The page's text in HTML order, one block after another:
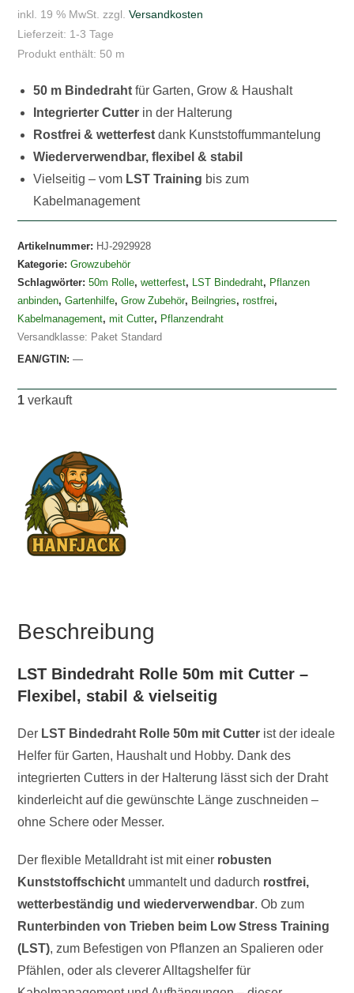
inkl. 19 % MwSt. zzgl.Versandkosten
Lieferzeit: 1-3 Tage
Produkt enthält: 50 m
50 m Bindedraht für Garten, Grow & Haushalt
Integrierter Cutter in der Halterung
Rostfrei & wetterfest dank Kunststoffummantelung
Wiederverwendbar, flexibel & stabil
Vielseitig – vom LST Training bis zum
Kabelmanagement
Artikelnummer: HJ-2929928
Kategorie:Growzubehör
Schlagwörter:50m Rolle,wetterfest, LST Bindedraht, Pflanzen
anbinden,Gartenhilfe,Grow Zubehör, Beilngries,rostfrei,
Kabelmanagement,mit Cutter, Pflanzendraht
Versandklasse: Paket Standard
EAN/GTIN:—
1 verkauft
Beschreibung
LST Bindedraht Rolle 50m mit Cutter –
Flexibel, stabil & vielseitig
Der LST Bindedraht Rolle 50m mit Cutter ist der ideale
Helfer für Garten, Haushalt und Hobby. Dank des
integrierten Cutters in der Halterung lässt sich der Draht
kinderleicht auf die gewünschte Länge zuschneiden –
ohne Schere oder Messer.
Der flexible Metalldraht ist mit einer robusten
Kunststoffschicht ummantelt und dadurch rostfrei,
wetterbeständig und wiederverwendbar. Ob zum
Runterbinden von Trieben beim Low Stress Training
(LST), zum Befestigen von Pflanzen an Spalieren oder
Pfählen, oder als cleverer Alltagshelfer für